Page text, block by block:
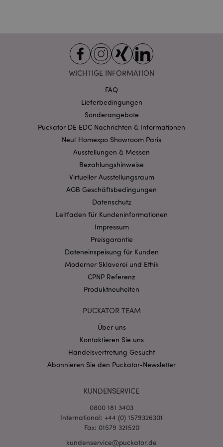
WICHTIGE INFORMATION
FAQ
Lieferbedingungen
Sonderangebote
Puckator DE EDC Nachrichten & Informationen
Neu! Homexpo Showroom Paris
Ausstellungen & Messen
Bezahlungshinweise
Virtueller Ausstellungsraum
AGB Geschäftsbedingungen
Datenschutz
Leitfaden für Kundeninformationen
Impressum
Preisgarantie
Dateneinspeisung für Kunden
Moderner Sklaverei und Ethik
CPNP Referenz
Produktneuheiten
PUCKATOR TEAM
Über uns
Kontaktieren Sie uns
Handelsvertretung Gesucht
Abonnieren Sie den Puckator-Newsletter
KUNDENSERVICE
0800 181 3403
International: +44 (0) 1579326301
Fax: 01579 321520
kundenservice@puckator.de
mage-cache-storage-section-
PHPSESSID
mage-messages
Datenschutzbestimmungen von Google